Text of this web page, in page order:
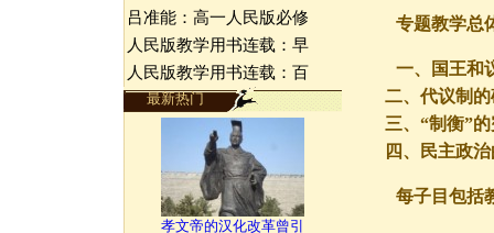
吕准能：高一人民版必修
人民版教学用书连载：早
人民版教学用书连载：百
最新热门
孝文帝的汉化改革曾引
专题教学总
一、国王和
二、代议制
三、“制衡”
四、民主政
每子目包括